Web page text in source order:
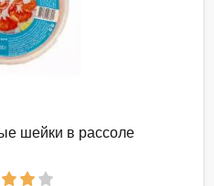
шейки в рассоле